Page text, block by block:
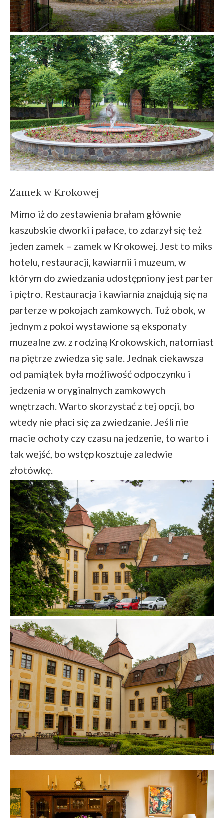
Zamek w Krokowej
Mimo iż do zestawienia brałam głównie
kaszubskie dworki i pałace, to zdarzył się też
jeden zamek – zamek w Krokowej. Jest to miks
hotelu, restauracji, kawiarnii i muzeum, w
którym do zwiedzania udostępniony jest parter
i piętro. Restauracja i kawiarnia znajdują się na
parterze w pokojach zamkowych. Tuż obok, w
jednym z pokoi wystawione są eksponaty
muzealne zw. z rodziną Krokowskich, natomiast
na piętrze zwiedza się sale. Jednak ciekawsza
od pamiątek była możliwość odpoczynku i
jedzenia w oryginalnych zamkowych
wnętrzach. Warto skorzystać z tej opcji, bo
wtedy nie płaci się za zwiedzanie. Jeśli nie
macie ochoty czy czasu na jedzenie, to warto i
tak wejść, bo wstęp kosztuje zaledwie
złotówkę.